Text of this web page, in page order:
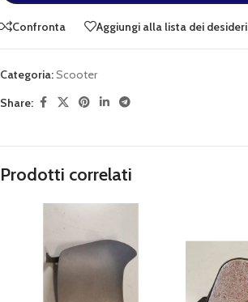
Confronta Aggiungi alla lista dei desideri
Categoria:Scooter
Share:
Prodotti correlati